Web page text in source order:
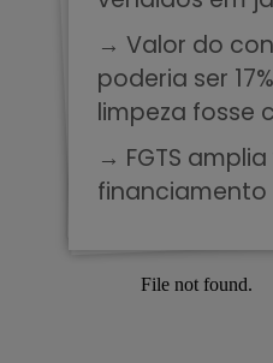
→ Valor do
poderia ser
limpeza fosse
→ FGTS
financiamento